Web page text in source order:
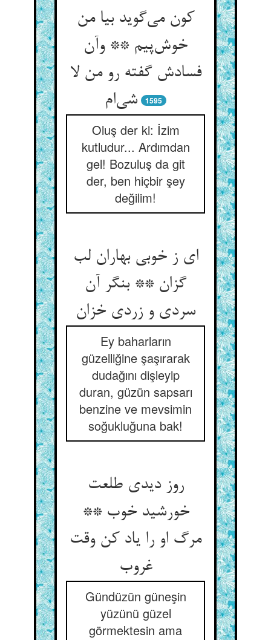
کون می‌گوید بیا من
خوش‌پیم ** وآن
فسادش گفته رو من لا
شی‌ام
1595
Oluş der ki: İzim
kutludur... Ardımdan
gel! Bozuluş da git
der, ben hiçbir şey
değilim!
ای ز خوبی بهاران لب
گزان ** بنگر آن
سردی و زردی خزان
Ey baharların
güzelliğine şaşırarak
dudağını dişleyip
duran, güzün sapsarı
benzine ve mevsimin
soğukluğuna bak!
روز دیدی طلعت
خورشید خوب **
مرگ او را یاد کن وقت
غروب
Gündüzün güneşin
yüzünü güzel
görmektesin ama